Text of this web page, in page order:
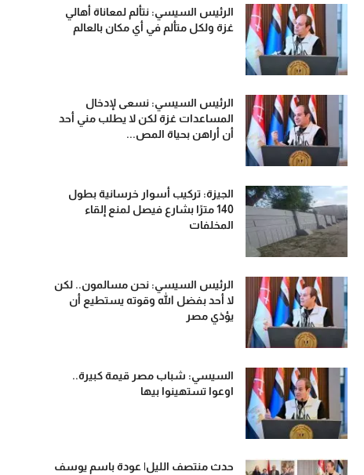
الرئيس السيسي: نتألم لمعاناة أهالي
غزة ولكل متألم في أي مكان بالعالم
الرئيس السيسي: نسعى لإدخال
المساعدات غزة لكن لا يطلب مني أحد
أن أراهن بحياة المص...
الجيزة: تركيب أسوار خرسانية بطول
140 مترًا بشارع فيصل لمنع إلقاء
المخلفات
الرئيس السيسي: نحن مسالمون.. لكن
لا أحد بفضل الله وقوته يستطيع أن
يؤذي مصر
السيسي: شباب مصر قيمة كبيرة..
اوعوا تستهينوا بيها
حدث منتصف الليل| عودة باسم يوسف